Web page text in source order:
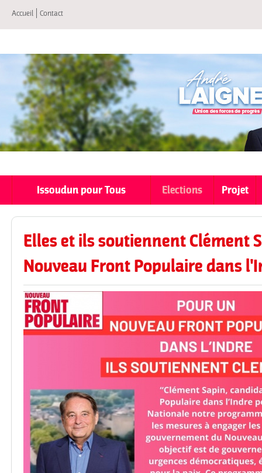
Accueil Contact
Issoudun pour Tous Elections Projet
Elles et ils soutiennent Clément
Nouveau Front Populaire dans